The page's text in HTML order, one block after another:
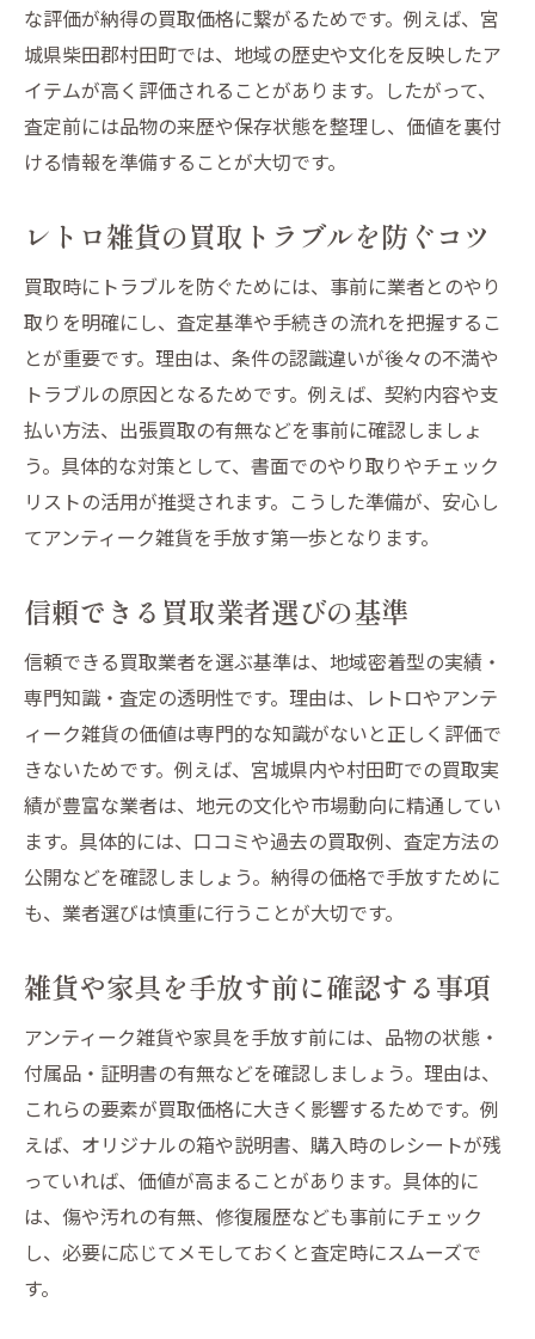
な評価が納得の買取価格に繋がるためです。例えば、宮
城県柴田郡村田町では、地域の歴史や文化を反映したア
イテムが高く評価されることがあります。したがって、
査定前には品物の来歴や保存状態を整理し、価値を裏付
ける情報を準備することが大切です。
レトロ雑貨の買取トラブルを防ぐコツ
買取時にトラブルを防ぐためには、事前に業者とのやり
取りを明確にし、査定基準や手続きの流れを把握するこ
とが重要です。理由は、条件の認識違いが後々の不満や
トラブルの原因となるためです。例えば、契約内容や支
払い方法、出張買取の有無などを事前に確認しましょ
う。具体的な対策として、書面でのやり取りやチェック
リストの活用が推奨されます。こうした準備が、安心し
てアンティーク雑貨を手放す第一歩となります。
信頼できる買取業者選びの基準
信頼できる買取業者を選ぶ基準は、地域密着型の実績・
専門知識・査定の透明性です。理由は、レトロやアンテ
ィーク雑貨の価値は専門的な知識がないと正しく評価で
きないためです。例えば、宮城県内や村田町での買取実
績が豊富な業者は、地元の文化や市場動向に精通してい
ます。具体的には、口コミや過去の買取例、査定方法の
公開などを確認しましょう。納得の価格で手放すために
も、業者選びは慎重に行うことが大切です。
雑貨や家具を手放す前に確認する事項
アンティーク雑貨や家具を手放す前には、品物の状態・
付属品・証明書の有無などを確認しましょう。理由は、
これらの要素が買取価格に大きく影響するためです。例
えば、オリジナルの箱や説明書、購入時のレシートが残
っていれば、価値が高まることがあります。具体的に
は、傷や汚れの有無、修復履歴なども事前にチェック
し、必要に応じてメモしておくと査定時にスムーズで
す。